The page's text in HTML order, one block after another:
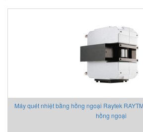
Máy quét nhiệt bằng hồng ngoại Raytek
hồng ngoại